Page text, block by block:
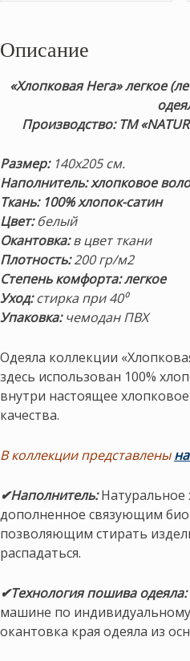
Описание
«Хлопковая Нега» легкое
Производство: ТМ
Размер:140х205 см.
Наполнитель: хлопковое
Ткань: 100% хлопок-сатин
Цвет:белый
Окантовка:в цвет ткани
Плотность:200 гр/м2
Степень комфорта: легкое
Уход:стирка при 40⁰
Упаковка:чемодан ПВХ
Одеяла коллекции
здесь использован 100%
внутри настоящее
качества.
В коллекции представлены
✔Наполнитель: Натуральное
дополненное связующим
позволяющим стирать
распадаться.
✔Технология пошива одеяла:
машине по
окантовка края одеяла из